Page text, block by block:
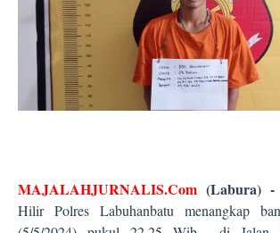
MAJALAHJURNALIS.Com (Labura) -
Hilir Polres Labuhanbatu menangkap